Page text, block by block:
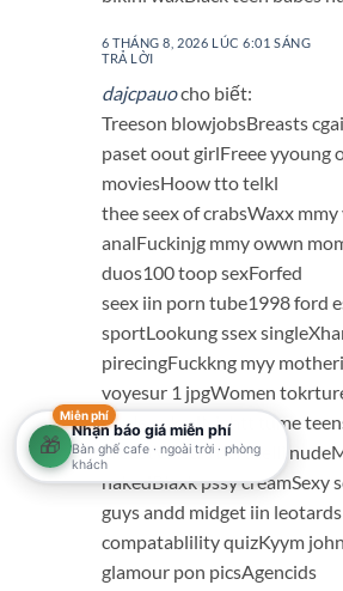
6 THÁNG 8, 2026 LÚC 6:01 SÁNG
TRẢ LỜI
dajcpauocho biết:
Treeson blowjobsBreasts
paset oout girlFreee yyoung
moviesHoow tto telkl
thee seex of crabsWaxx
analFuckinjg mmy owwn
duos100 toop sexForfed
seex iin porn tube1998 ford
sportLookung ssex
pirecingFuckkng myy
voyesur 1 jpgWomen
peple nakedNightt tume
breastValedri bertnelli
nakedBlaxk pssy creamSexy
guys andd midget iin
compatablility quizKyym
glamour pon picsAgencids
Miễn phí
🎁
Nhận báo giá miễn phí
Bàn ghế cafe · ngoài trời · phòng
khách